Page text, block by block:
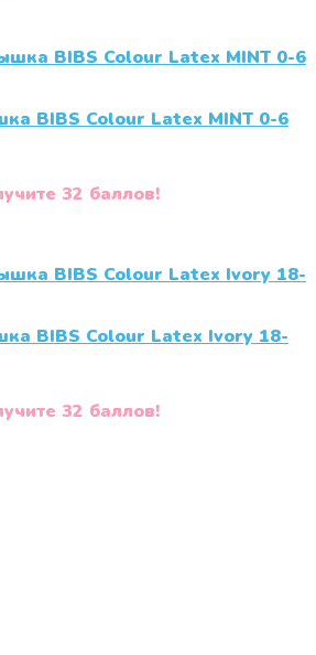
BIBS Colour Latex MINT 0-6
32 баллов!
BIBS Colour Latex Ivory 18-
32 баллов!